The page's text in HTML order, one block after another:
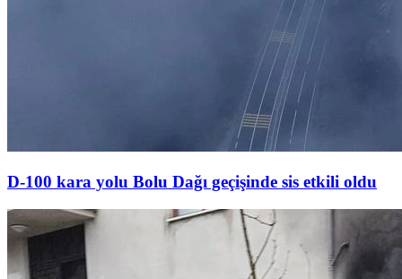
D-100 kara yolu Bolu Dağı geçişinde sis etkili oldu